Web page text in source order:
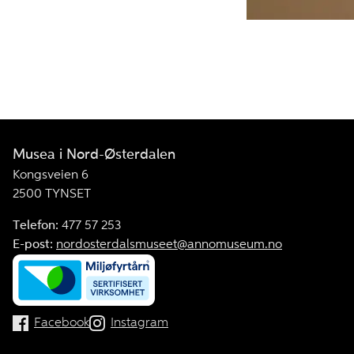
Musea i Nord-Østerdalen
Kongsveien 6
2500 TYNSET
Telefon: 477 57 253
E-post: nordosterdalsmuseet@annomuseum.no
Facebook Instagram